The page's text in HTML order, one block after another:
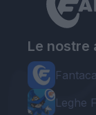
Le nostre
Leghe